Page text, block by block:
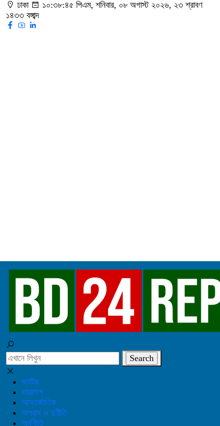
ঢাকা ১০:৩৮:৪৬ পিএম, শনিবার, ০৮ অগাস্ট ২০২৬, ২৩ শ্রাবণ
১৪৩৩ বঙ্গাব্দ
জাতীয়
সারাদেশ
আন্তর্জাতিক
অপরাধ ও দুর্ণীতি
অর্থনীতি